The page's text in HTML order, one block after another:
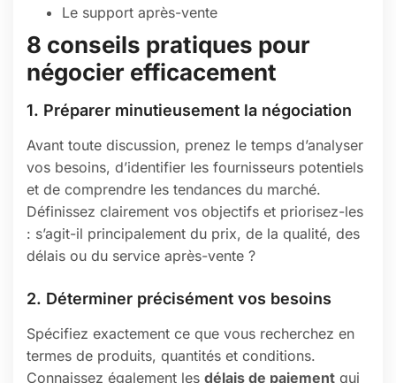
Le support après-vente
8 conseils pratiques pour
négocier efficacement
1. Préparer minutieusement la négociation
Avant toute discussion, prenez le temps d’analyser
vos besoins, d’identifier les fournisseurs potentiels
et de comprendre les tendances du marché.
Définissez clairement vos objectifs et priorisez-les
: s’agit-il principalement du prix, de la qualité, des
délais ou du service après-vente ?
2. Déterminer précisément vos besoins
Spécifiez exactement ce que vous recherchez en
termes de produits, quantités et conditions.
Connaissez également les délais de paiement qui